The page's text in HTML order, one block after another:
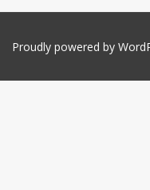
Proudly powered by